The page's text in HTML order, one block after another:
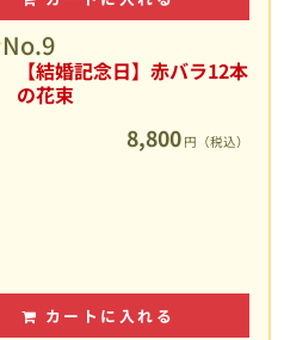
No.9
【結婚記念日】赤バラ12本
の花束
8,800 円（税込）
カートに入れる